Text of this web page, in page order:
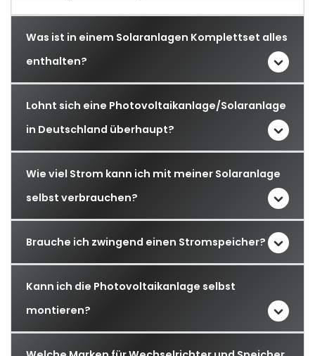
Was ist in einem Solaranlagen Komplettset alles
enthalten?
Lohnt sich eine Photovoltaikanlage/Solaranlage
in Deutschland überhaupt?
Wie viel Strom kann ich mit meiner Solaranlage
selbst verbrauchen?
Brauche ich zwingend einen Stromspeicher?
Kann ich die Photovoltaikanlage selbst
montieren?